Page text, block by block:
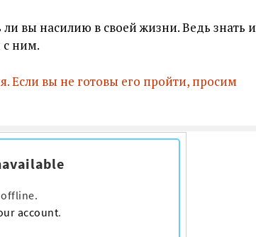
вы насилию в своей жизни. Ведь знать и
с ним.
Если вы не готовы его пройти, просим